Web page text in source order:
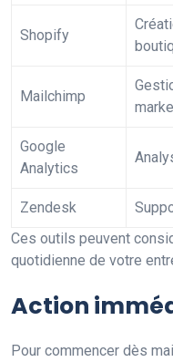
Shopify
Mailchimp
Google
Analytics
Zendesk
Ces outils peuvent
quotidienne de votre
Action
Pour commencer dès